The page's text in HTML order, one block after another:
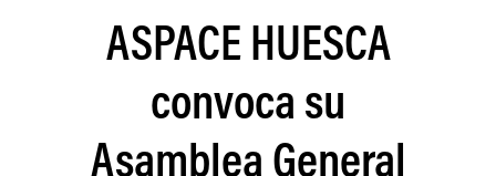
Servicios y Programas
Marcha
ASPACE HUESCA
convoca su
Asamblea General